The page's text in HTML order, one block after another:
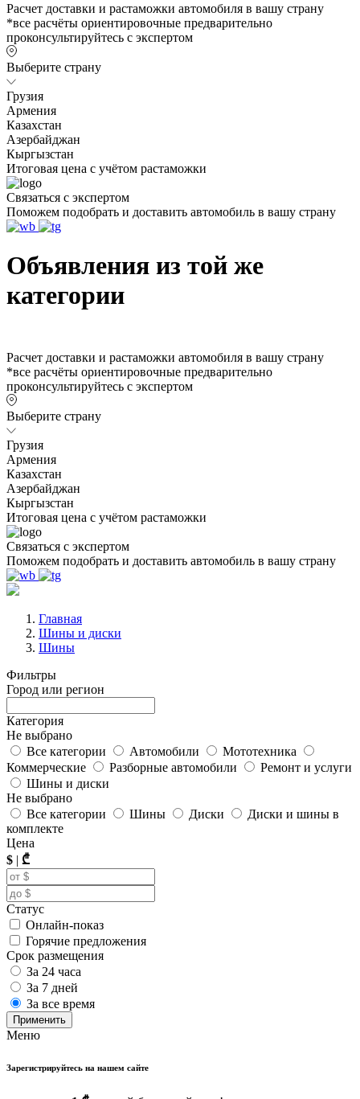
Расчет доставки и растаможки автомобиля в вашу страну
*все расчёты ориентировочные предварительно
проконсультируйтесь с экспертом
Выберите страну
Грузия
Армения
Казахстан
Азербайджан
Кыргызстан
Итоговая цена с учётом растаможки
Связаться с экспертом
Поможем подобрать и доставить автомобиль в вашу страну
Объявления из той же
категории
Расчет доставки и растаможки автомобиля в вашу страну
*все расчёты ориентировочные предварительно
проконсультируйтесь с экспертом
Выберите страну
Грузия
Армения
Казахстан
Азербайджан
Кыргызстан
Итоговая цена с учётом растаможки
Связаться с экспертом
Поможем подобрать и доставить автомобиль в вашу страну
Главная
Шины и диски
Шины
Фильтры
Город или регион
Категория
Не выбрано
Все категории
Автомобили
Мототехника
Коммерческие
Разборные автомобили
Ремонт и услуги
Шины и диски
Не выбрано
Все категории
Шины Диски
Диски и шины в
комплекте
Цена
$ | ₾
Статус
Онлайн-показ
Горячие предложения
Срок размещения
За 24 часа
За 7 дней
За все время
Применить
Меню
Зарегистрируйтесь на нашем сайте